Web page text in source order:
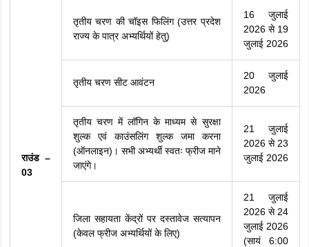
राउंड –
03
तृतीय चरण की चॉइस फिलिंग (उत्तर प्रदेश
राज्य के पात्र अभ्यर्थियों हेतु)
16 जुलाई
2026 से 19
जुलाई 2026
तृतीय चरण सीट आवंटन
20 जुलाई
2026
तृतीय चरण में लॉगिन के माध्यम से सुरक्षा
शुल्क एवं काउंसलिंग शुल्क जमा करना
(ऑनलाइन)। सभी अभ्यर्थी स्वतः फ्रीज माने
जाएंगे।
21 जुलाई
2026 से 23
जुलाई 2026
जिला सहायता केंद्रों पर दस्तावेज सत्यापन
(केवल फ्रीज अभ्यर्थियों के लिए)
21 जुलाई
2026 से 24
जुलाई 2026
(सायं 6:00